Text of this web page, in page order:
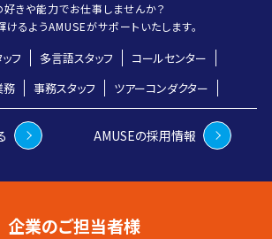
好きや能力でお仕事しませんか？
けるようAMUSEがサポートいたします。
フ 多言語スタッフ
コールセンター
務
事務スタッフ ツアーコンダクター
AMUSEの採用情報
企業のご担当者様